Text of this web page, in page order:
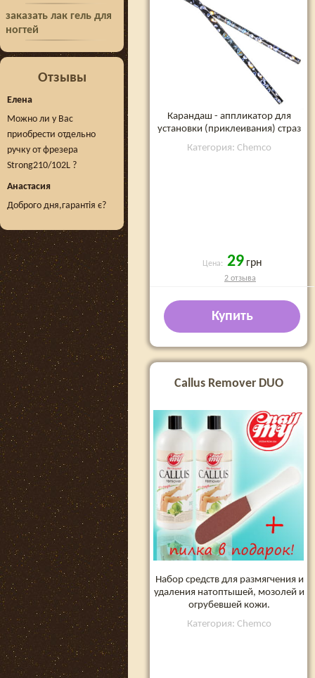
заказать лак гель для
ногтей
Отзывы
Елена
Можно ли у Вас
приобрести отдельно
ручку от фрезера
Strong210/102L ?
Анастасия
Доброго дня,гарантія є?
Карандаш - аппликатор для
установки (приклеивания) страз
Категория: Chemco
Цена: 29 грн
2 отзыва
Купить
Callus Remover DUO
Набор средств для размягчения и
удаления натоптышей, мозолей и
огрубевшей кожи.
Категория: Chemco